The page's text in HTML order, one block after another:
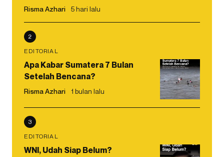
Risma Azhari 5 hari lalu
2
EDITORIAL
Apa Kabar Sumatera 7 Bulan
Setelah Bencana?
Risma Azhari 1 bulan lalu
3
EDITORIAL
WNI, Udah Siap Belum?